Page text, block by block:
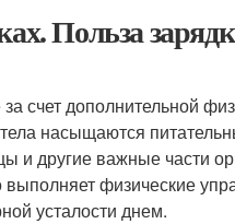
Польза
счет дополнительной
тела насыщаются
и другие важные части
физические
усталости днем.